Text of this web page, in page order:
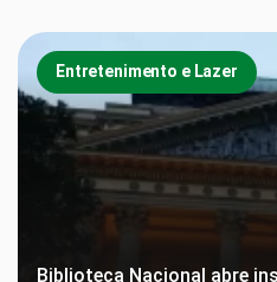
Entretenimento e Lazer
Biblioteca Nacional abre